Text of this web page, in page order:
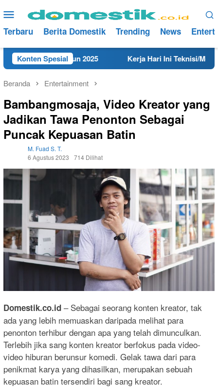
ke
konten
Menu
Mobile
Terbaru Berita Domestik Trending News
Konten Spesial
Tahun 2025 Kerja Hari Ini Teknisi/Mekanik
Beranda Entertainment
Bambangmosaja, Video Kreator yang
Jadikan Tawa Penonton Sebagai
Puncak Kepuasan Batin
M. Fuad S. T.
6 Agustus 2023
714 Dilihat
Domestik.co.id – Sebagai seorang konten kreator, tak
ada yang lebih memuaskan daripada melihat para
penonton terhibur dengan apa yang telah dimunculkan.
Terlebih jika sang konten kreator berfokus pada video-
video hiburan berunsur komedi. Gelak tawa dari para
penikmat karya yang dihasilkan, merupakan sebuah
kepuasan batin tersendiri bagi sang kreator.